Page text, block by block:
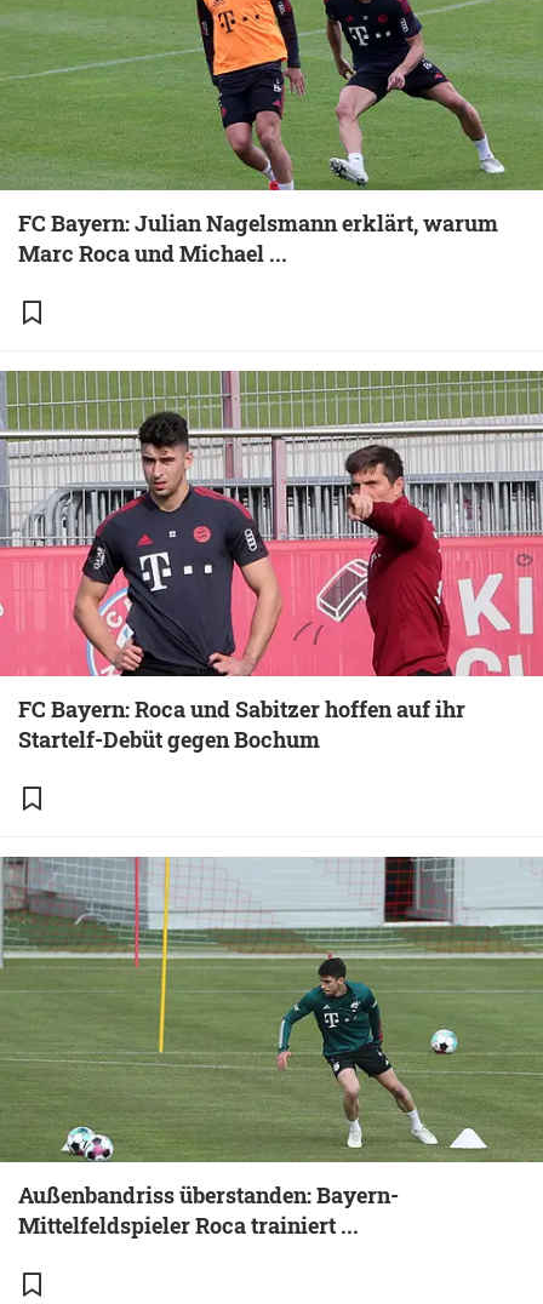
FC Bayern: Julian Nagelsmann erklärt, warum
Marc Roca und Michael ...
FC Bayern: Roca und Sabitzer hoffen auf ihr
Startelf-Debüt gegen Bochum
Außenbandriss überstanden: Bayern-
Mittelfeldspieler Roca trainiert ...